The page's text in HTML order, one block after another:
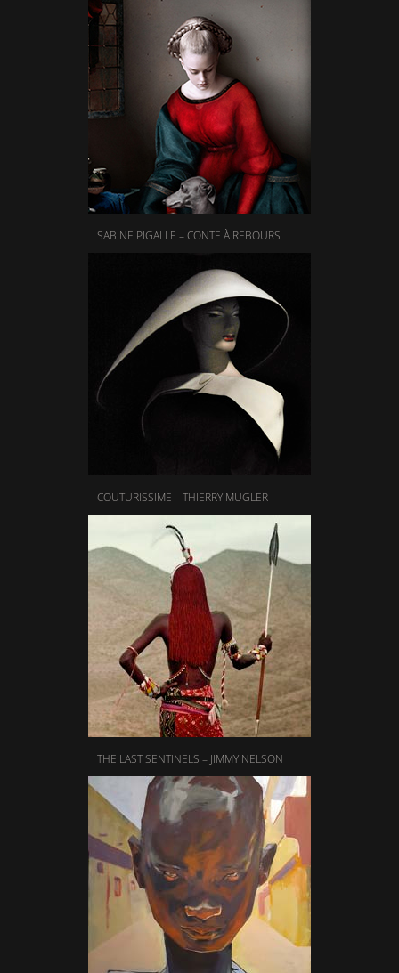
SABINE PIGALLE – CONTE À REBOURS
COUTURISSIME – THIERRY MUGLER
THE LAST SENTINELS – JIMMY NELSON